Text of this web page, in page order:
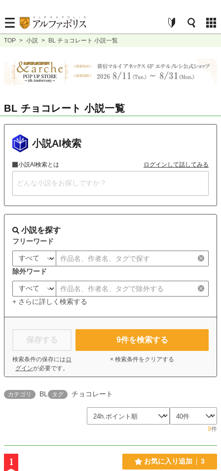
TOP > 小説 > BL チョコレート 小説一覧
BL チョコレート 小説一覧
小説AI検索
小説AI検索とは ログインして話してみる
小説を探す
フリーワード
除外ワード
+ さらに詳しく検索する
保存する
検索条件の保存には ロ
グインが必要です。
9件を検索する
× 検索条件をクリアする
カテゴリ BL タグ チョコレート
9件
1 お気に入り追加 3